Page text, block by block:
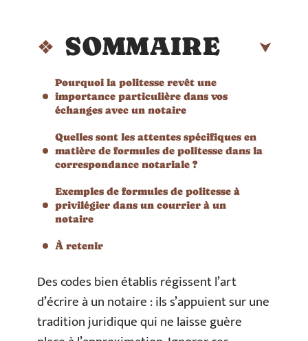
SOMMAIRE
Pourquoi la politesse revêt une
importance particulière dans vos
échanges avec un notaire
Quelles sont les attentes spécifiques en
matière de formules de politesse dans la
correspondance notariale ?
Exemples de formules de politesse à
privilégier dans un courrier à un
notaire
À retenir
Des codes bien établis régissent l’art
d’écrire à un notaire : ils s’appuient sur une
tradition juridique qui ne laisse guère